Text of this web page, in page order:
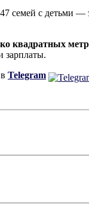
семей с детьми
квадратных
зарплаты.
Telegram